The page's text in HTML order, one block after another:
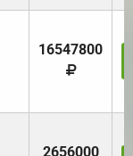
16547800
2656000